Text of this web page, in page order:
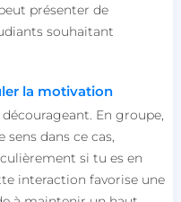
présenter de
souhaitant
la motivation
En groupe,
dans ce cas,
si tu es en
interaction favorise une